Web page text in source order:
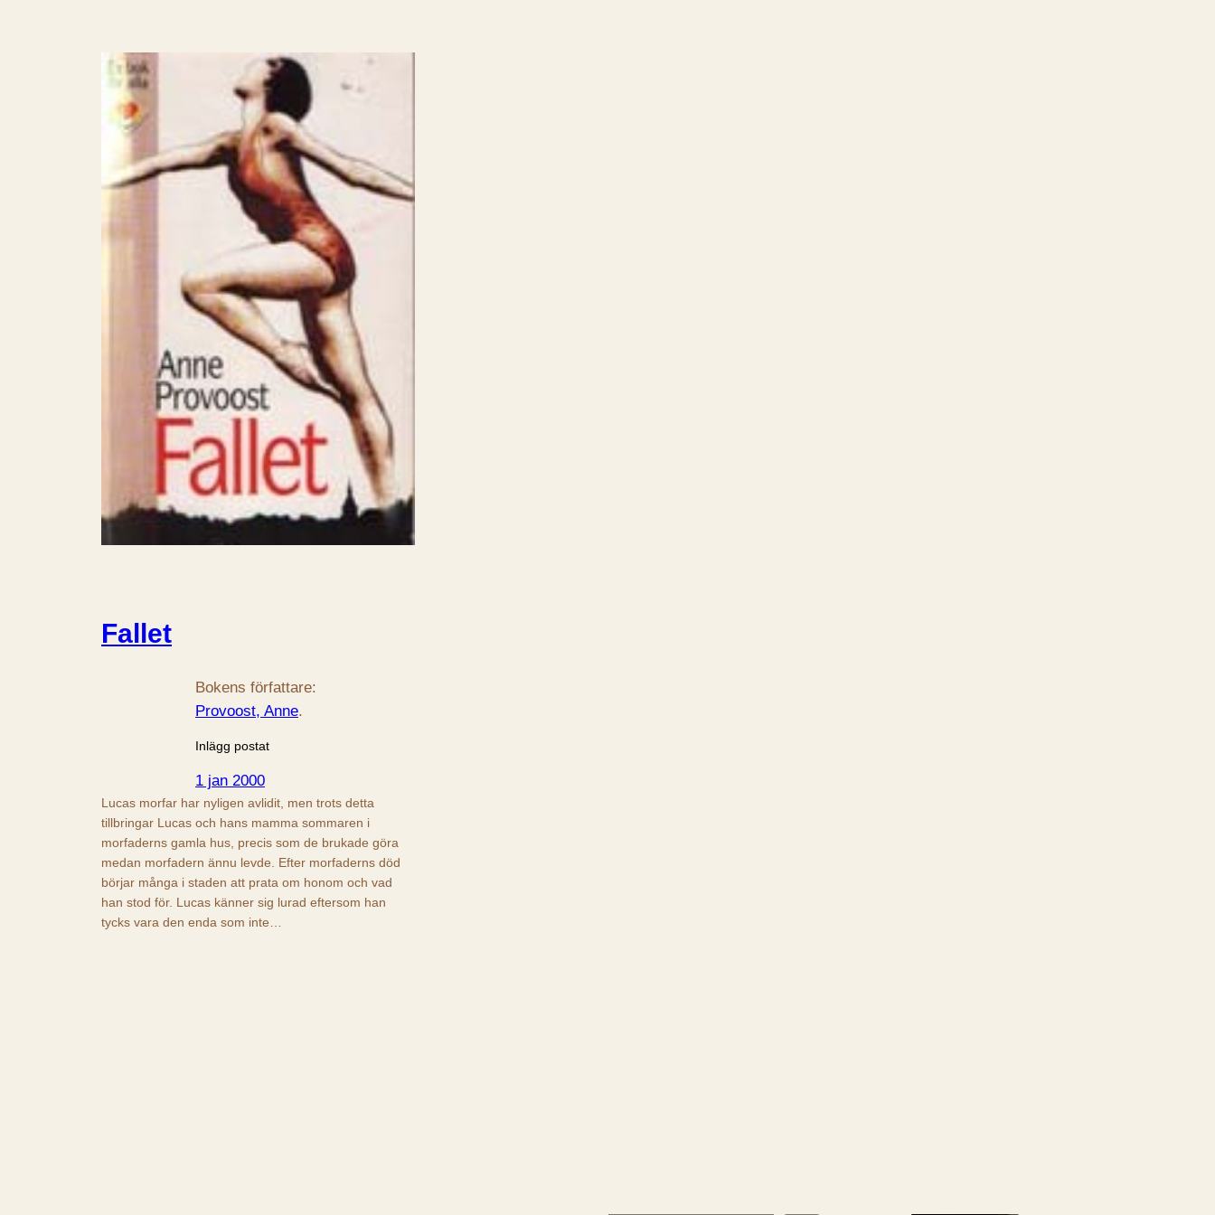
Fallet
Bokens författare:
Provoost, Anne.
Inlägg postat
1 jan 2000
Lucas morfar har nyligen avlidit, men trots detta
tillbringar Lucas och hans mamma sommaren i
morfaderns gamla hus, precis som de brukade göra
medan morfadern ännu levde. Efter morfaderns död
börjar många i staden att prata om honom och vad
han stod för. Lucas känner sig lurad eftersom han
tycks vara den enda som inte…